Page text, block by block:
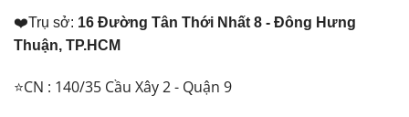
❤️Trụ sở: 16 Đường Tân Thới Nhất 8 - Đông Hưng
Thuận, TP.HCM
⭐CN : 140/35 Cầu Xây 2 - Quận 9